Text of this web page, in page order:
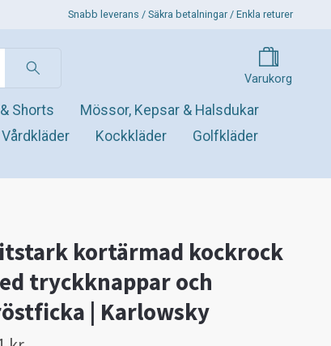
Snabb leverans / Säkra betalningar / Enkla returer
Varukorg
Shorts
Mössor, Kepsar & Halsdukar
Vårdkläder Kockkläder
Golfkläder
kortärmad kockrock
tryckknappar och
| Karlowsky